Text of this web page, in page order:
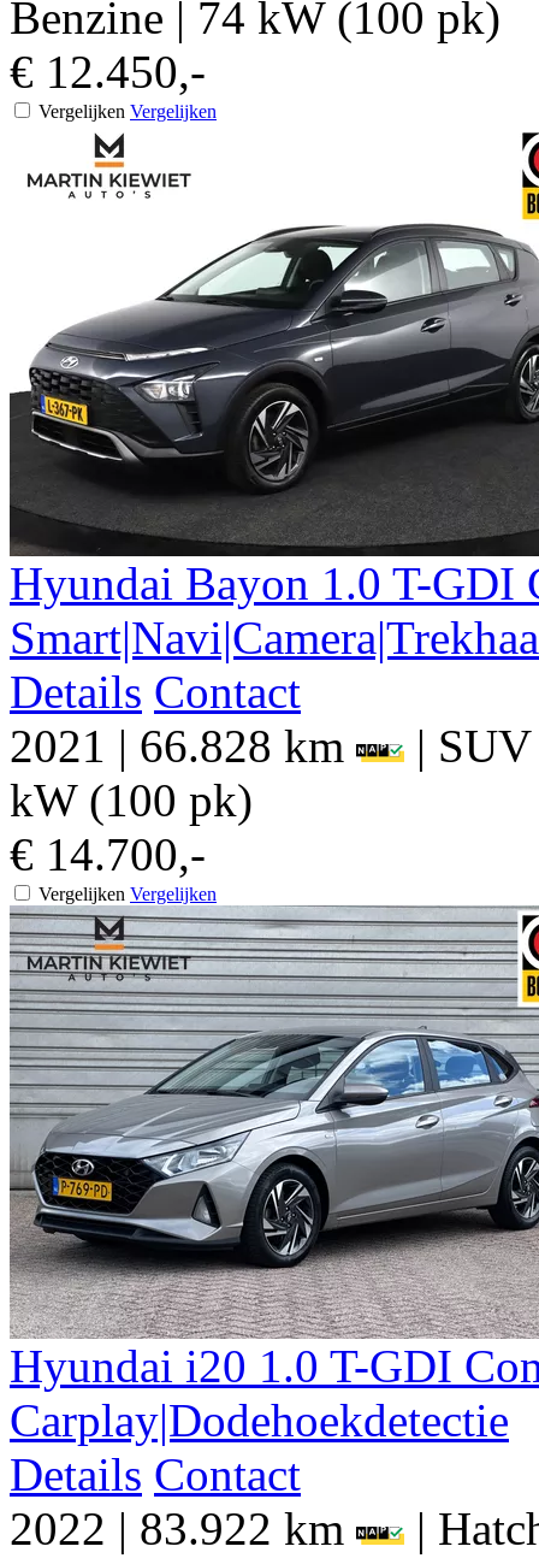
Benzine | 74 kW (100 pk)
€ 12.450,-
Vergelijken Vergelijken
Hyundai Bayon 1.0 T-GDI
Details Contact
2021 | 66.828 km | SUV
kW (100 pk)
€ 14.700,-
Vergelijken Vergelijken
Hyundai i20 1.0 T-GDI
Carplay|Dodehoekdetectie
Details Contact
2022 | 83.922 km |